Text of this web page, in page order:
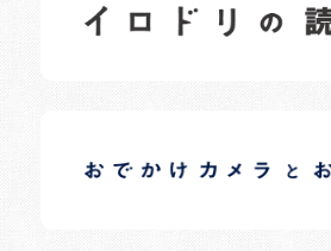
日常の様子など随時更新中です。
日常の様子など随時更新中です。